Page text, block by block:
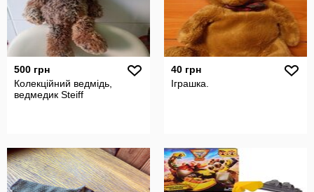
500 грн
Колекційний ведмідь,
ведмедик Steiff
40 грн
Іграшка.